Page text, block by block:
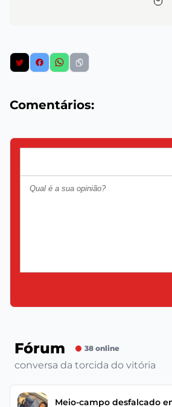
Comentários:
Fórum 38 online
conversa da torcida do vitória
Meio-campo desfalcado